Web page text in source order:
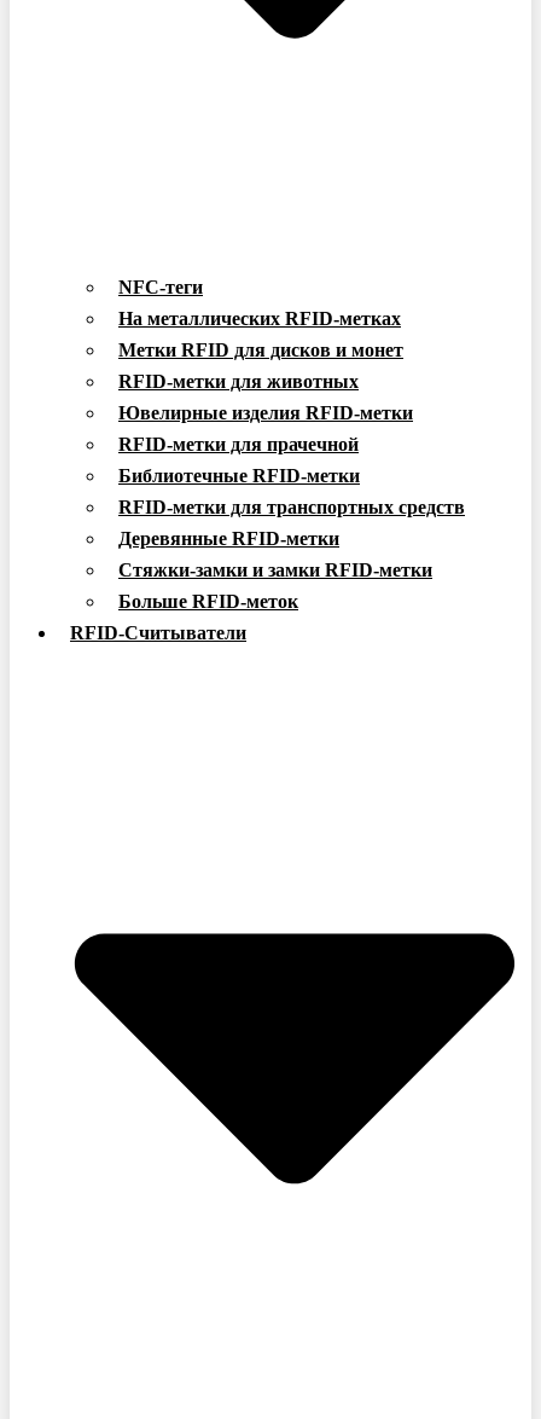
NFC-теги
На металлических RFID-метках
Метки RFID для дисков и монет
RFID-метки для животных
Ювелирные изделия RFID-метки
RFID-метки для прачечной
Библиотечные RFID-метки
RFID-метки для транспортных средств
Деревянные RFID-метки
Стяжки-замки и замки RFID-метки
Больше RFID-меток
RFID-Считыватели